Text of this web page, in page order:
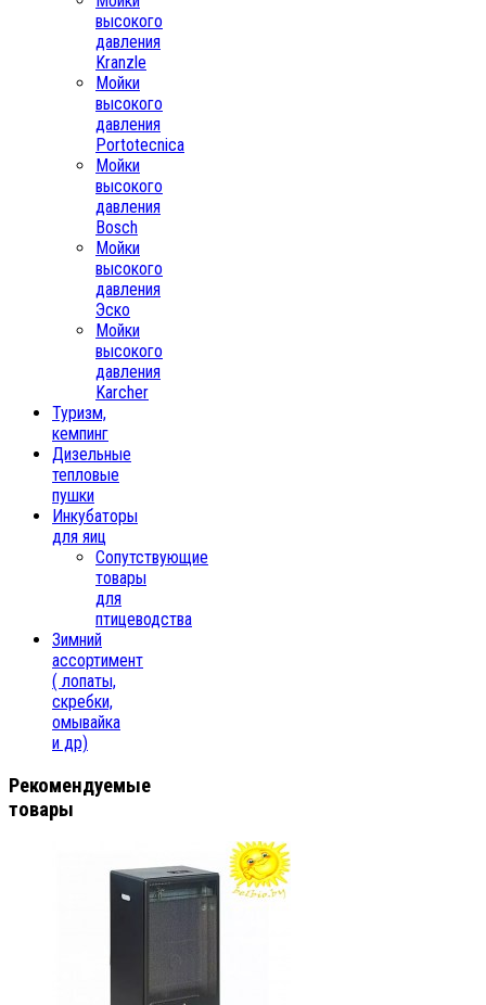
высокого
давления
Kranzle
Мойки
высокого
давления
Portotecnica
Мойки
высокого
давления
Bosch
Мойки
высокого
давления
Эско
Мойки
высокого
давления
Karcher
Туризм,
кемпинг
Дизельные
тепловые
пушки
Инкубаторы
для яиц
Сопутствующие
товары
для
птицеводства
Зимний
ассортимент
( лопаты,
скребки,
омывайка
и др)
Рекомендуемые
товары